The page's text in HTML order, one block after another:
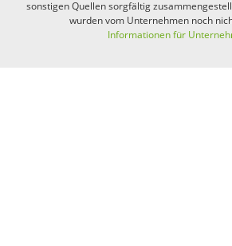
sonstigen Quellen sorgfältig
wurden vom Unternehmen noch
Informationen für